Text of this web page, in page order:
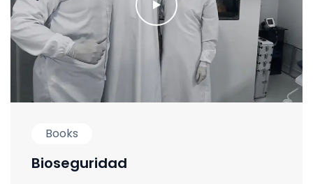
Books
Bioseguridad